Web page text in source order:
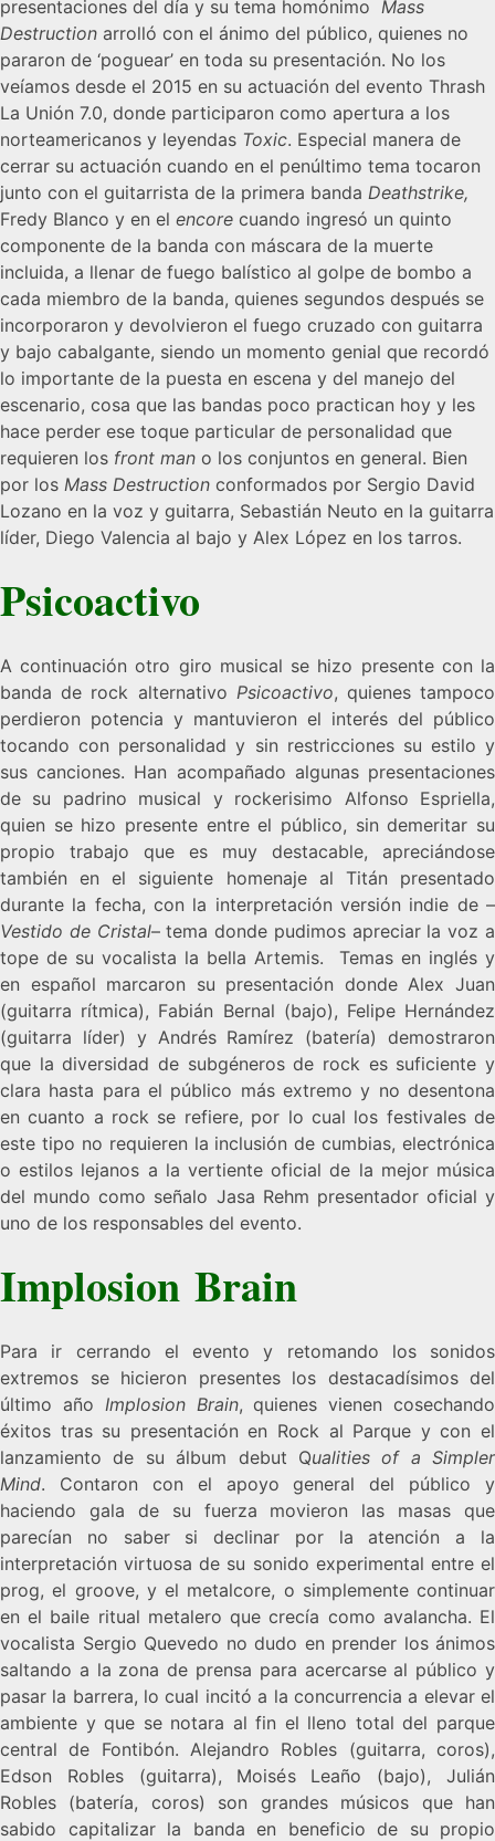
presentaciones del día y su tema homónimo Mass
Destruction arrolló con el ánimo del público, quienes no
pararon de ‘poguear’ en toda su presentación. No los
veíamos desde el 2015 en su actuación del evento Thrash
La Unión 7.0, donde participaron como apertura a los
norteamericanos y leyendas Toxic. Especial manera de
cerrar su actuación cuando en el penúltimo tema tocaron
junto con el guitarrista de la primera banda Deathstrike,
Fredy Blanco y en el encore cuando ingresó un quinto
componente de la banda con máscara de la muerte
incluida, a llenar de fuego balístico al golpe de bombo a
cada miembro de la banda, quienes segundos después se
incorporaron y devolvieron el fuego cruzado con guitarra
y bajo cabalgante, siendo un momento genial que recordó
lo importante de la puesta en escena y del manejo del
escenario, cosa que las bandas poco practican hoy y les
hace perder ese toque particular de personalidad que
requieren los front man o los conjuntos en general. Bien
por los Mass Destruction conformados por Sergio David
Lozano en la voz y guitarra, Sebastián Neuto en la guitarra
líder, Diego Valencia al bajo y Alex López en los tarros.
Psicoactivo
A continuación otro giro musical se hizo presente con la
banda de rock alternativo Psicoactivo, quienes tampoco
perdieron potencia y mantuvieron el interés del público
tocando con personalidad y sin restricciones su estilo y
sus canciones. Han acompañado algunas presentaciones
de su padrino musical y rockerisimo Alfonso Espriella,
quien se hizo presente entre el público, sin demeritar su
propio trabajo que es muy destacable, apreciándose
también en el siguiente homenaje al Titán presentado
durante la fecha, con la interpretación versión indie de –
Vestido de Cristal– tema donde pudimos apreciar la voz a
tope de su vocalista la bella Artemis. Temas en inglés y
en español marcaron su presentación donde Alex Juan
(guitarra rítmica), Fabián Bernal (bajo), Felipe Hernández
(guitarra líder) y Andrés Ramírez (batería)
demostraron
que la diversidad de subgéneros de rock es suficiente y
clara hasta para el público más extremo y no desentona
en cuanto a rock se refiere, por lo cual los festivales de
este tipo no requieren la inclusión de cumbias, electrónica
o estilos lejanos a la vertiente oficial de la mejor música
del mundo como señalo Jasa Rehm presentador oficial y
uno de los responsables del evento.
Implosion Brain
Para ir cerrando el evento y retomando los sonidos
extremos se hicieron presentes los destacadísimos del
último año Implosion Brain, quienes vienen cosechando
éxitos tras su presentación en Rock al Parque y con el
lanzamiento de su álbum debut Qualities of a Simpler
Mind. Contaron con el apoyo general del público y
haciendo gala de su fuerza movieron las masas que
parecían no saber si declinar por la atención a la
interpretación virtuosa de su sonido experimental entre el
prog, el groove, y el metalcore, o simplemente continuar
en el baile ritual metalero que crecía como avalancha. El
vocalista Sergio Quevedo no dudo en prender los ánimos
saltando a la zona de prensa para acercarse al público y
pasar la barrera, lo cual incitó a la concurrencia a elevar el
ambiente y que se notara al fin el lleno total del parque
central de Fontibón. Alejandro Robles (guitarra, coros),
Edson Robles (guitarra), Moisés Leaño (bajo), Julián
Robles (batería, coros) son grandes músicos que han
sabido capitalizar la banda en beneficio de su propio